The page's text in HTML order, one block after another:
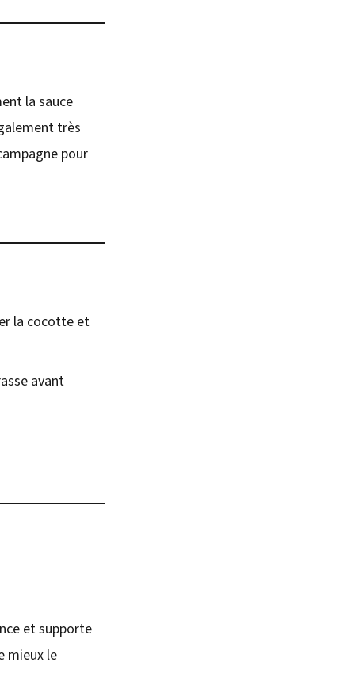
la sauce
très
pour
la cocotte et
avant
et supporte
mieux le